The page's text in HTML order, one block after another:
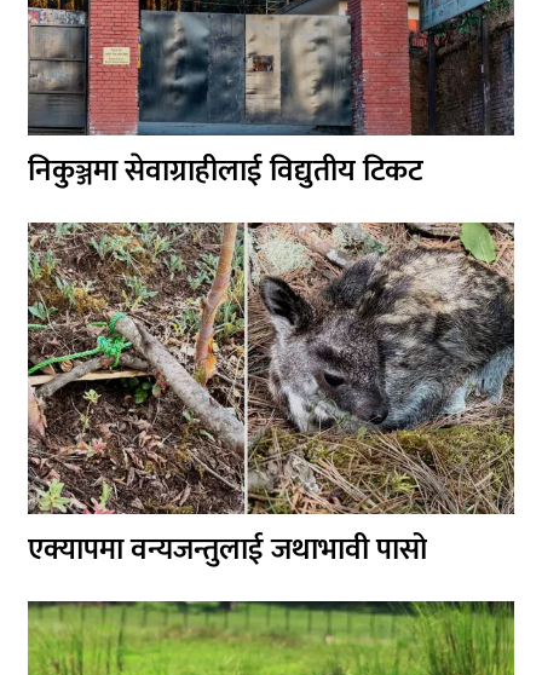
निकुञ्जमा सेवाग्राहीलाई विद्युतीय टिकट
एक्यापमा वन्यजन्तुलाई जथाभावी पासो